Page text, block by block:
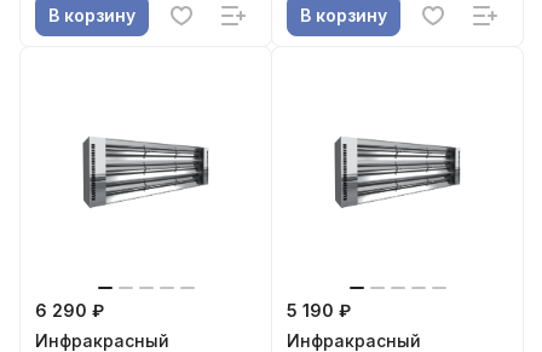
В корзину В корзину
6 290 ₽
Инфракрасный
5 190 ₽
Инфракрасный